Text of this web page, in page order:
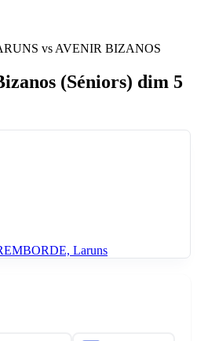
vs AVENIR BIZANOS
(Séniors) dim 5
Laruns